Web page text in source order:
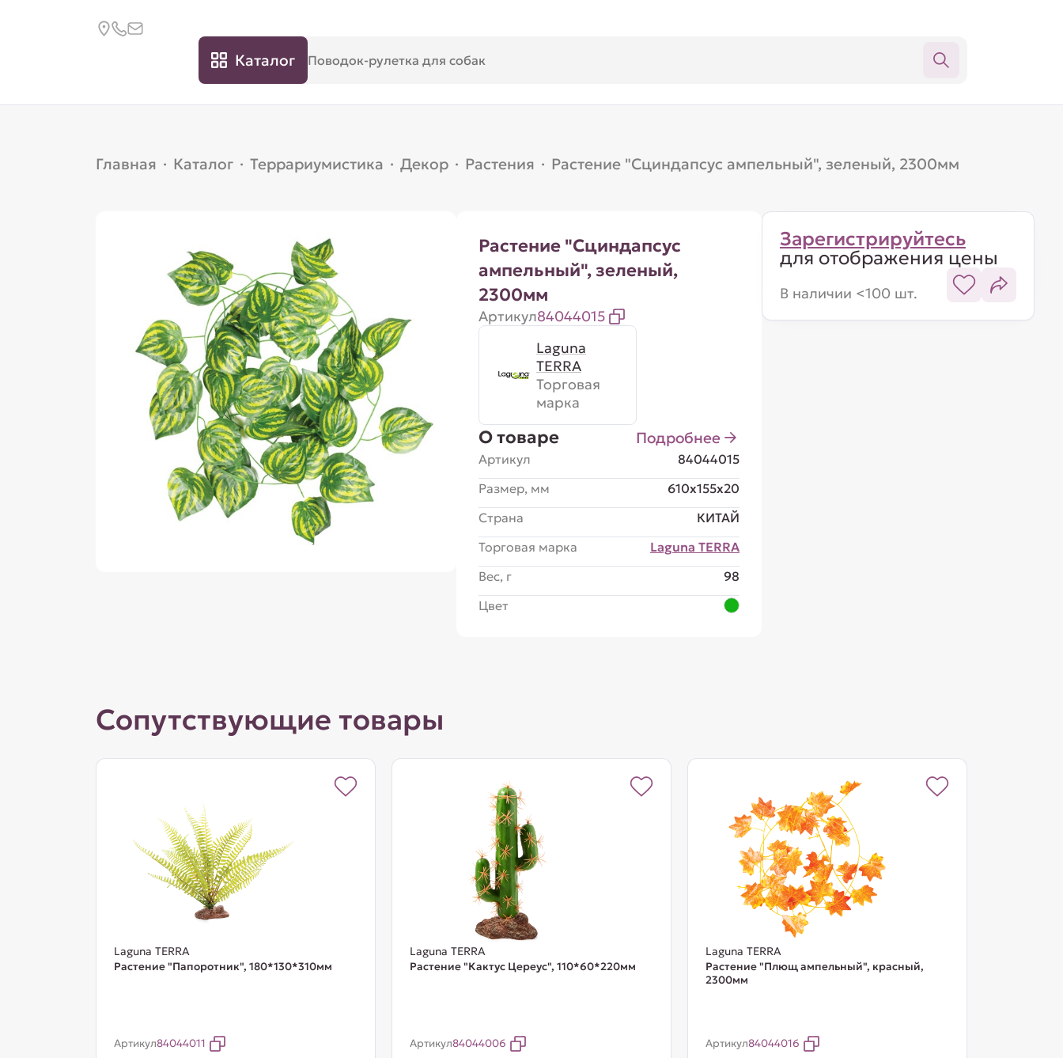
Каталог
Главная · Каталог · Террариумистика · Декор · Растения · Растение "Сциндапсус ампельный", зеленый, 2300мм
Растение "Сциндапсус
ампельный", зеленый,
2300мм
Артикул84044015
Laguna
TERRA
Торговая
марка
О товаре Подробнее
Артикул
84044015
Размер, мм
610x155x20
Страна
КИТАЙ
Торговая марка
Laguna TERRA
Вес, г
98
Цвет
Зарегистрируйтесь
для отображения цены
В наличии <100 шт.
Сопутствующие товары
Laguna TERRA
Растение "Папоротник", 180*130*310мм
Артикул84044011
Laguna TERRA
Растение "Кактус Цереус", 110*60*220мм
Артикул84044006
Laguna TERRA
Растение "Плющ ампельный", красный,
2300мм
Артикул84044016